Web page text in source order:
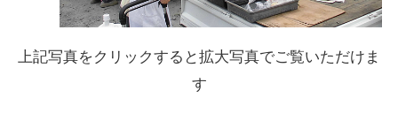
上記写真をクリックすると拡大写真でご覧いただけま
す